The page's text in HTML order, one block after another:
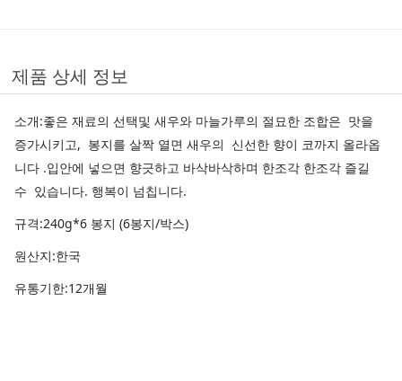
제품 상세 정보
소개:좋은 재료의 선택및 새우와 마늘가루의 절묘한 조합은 맛을
증가시키고, 봉지를 살짝 열면 새우의 신선한 향이 코까지 올라옵
니다 .입안에 넣으면 향긋하고 바삭바삭하며 한조각 한조각 즐길
수 있습니다. 행복이 넘칩니다.
규격:240g*6 봉지 (6봉지/박스)
원산지:한국
유통기한:12개월